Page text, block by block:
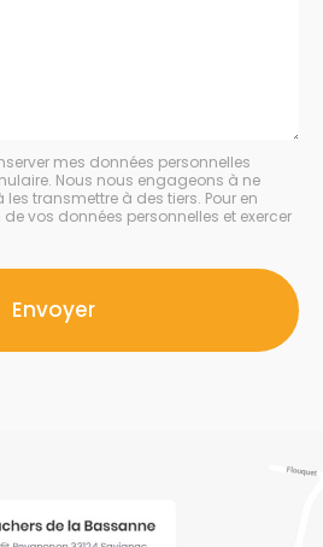
mes données personnelles
Nous nous engageons à ne
transmettre à des tiers. Pour en
vos données personnelles et exercer
Envoyer